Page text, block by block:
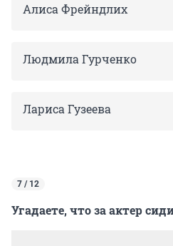
Алиса Фрейндлих
Людмила Гурченко
Лариса Гузеева
7 / 12
Угадаете, что за актер